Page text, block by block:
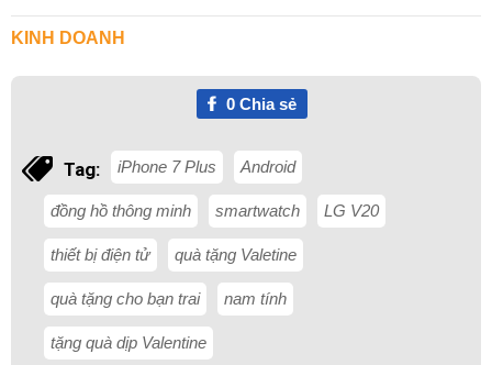
KINH DOANH
0Chia sẻ
Tag: iPhone 7 Plus Android
đồng hồ thông minh smartwatch LG V20
thiết bị điện tử quà tặng Valetine
quà tặng cho bạn trai nam tính
tặng quà dịp Valentine